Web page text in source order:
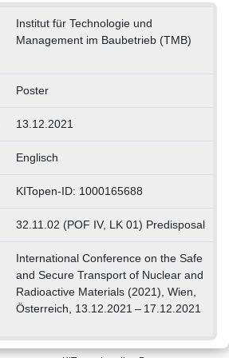
Institut für Technologie und
Management im Baubetrieb (TMB)
Poster
13.12.2021
Englisch
KITopen-ID: 1000165688
32.11.02 (POF IV, LK 01) Predisposal
International Conference on the Safe
and Secure Transport of Nuclear and
Radioactive Materials (2021), Wien,
Österreich, 13.12.2021 – 17.12.2021